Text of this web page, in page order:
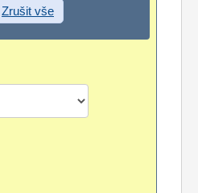
Zrušit vše